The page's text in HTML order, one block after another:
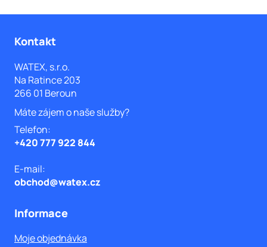
Kontakt
WATEX, s.r.o.
Na Ratince 203
266 01 Beroun
Máte zájem o naše služby?
Telefon:
+420 777 922 844
E-mail:
obchod@watex.cz
Informace
Moje objednávka